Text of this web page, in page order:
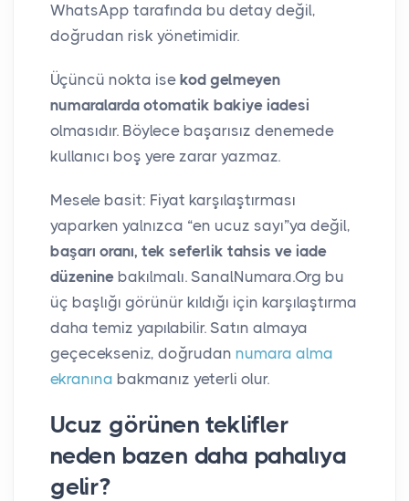
WhatsApp tarafında bu detay değil,
doğrudan risk yönetimidir.
Üçüncü nokta ise kod gelmeyen
numaralarda otomatik bakiye iadesi
olmasıdır. Böylece başarısız denemede
kullanıcı boş yere zarar yazmaz.
Mesele basit: Fiyat karşılaştırması
yaparken yalnızca “en ucuz sayı”ya değil,
başarı oranı, tek seferlik tahsis ve iade
düzenine bakılmalı. SanalNumara.Org bu
üç başlığı görünür kıldığı için karşılaştırma
daha temiz yapılabilir. Satın almaya
geçecekseniz, doğrudan numara alma
ekranına bakmanız yeterli olur.
Ucuz görünen teklifler
neden bazen daha pahalıya
gelir?